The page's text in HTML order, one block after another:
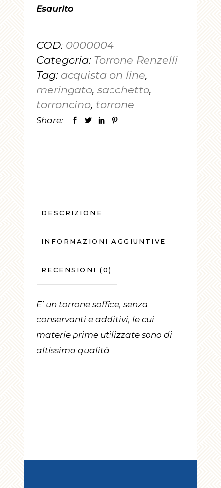
Esaurito
COD: 0000004
Categoria: Torrone Renzelli
Tag: acquista on line,
meringato, sacchetto,
torroncino, torrone
Share:
DESCRIZIONE
INFORMAZIONI AGGIUNTIVE
RECENSIONI (0)
E’ un torrone soffice, senza
conservanti e additivi, le cui
materie prime utilizzate sono di
altissima qualità.